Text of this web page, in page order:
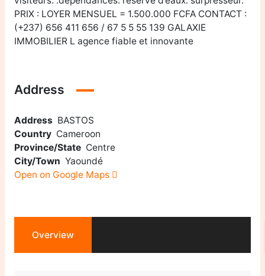
PRIX : LOYER MENSUEL = 1.500.000 FCFA CONTACT :
(+237) 656 411 656 / 67 5 5 55 139 GALAXIE
IMMOBILIER L agence fiable et innovante
Address
Address BASTOS
Country Cameroon
Province/State Centre
City/Town Yaoundé
Open on Google Maps
Overview